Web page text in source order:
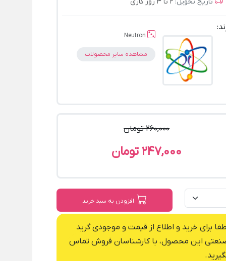
Neutron
مشاهده سایر محصولات
260,000 تومان
247,000 تومان
افزودن به سبد خرید
برای خرید و اطلاع از قیمت و موجودی گرید
این محصول، با کارشناسان فروش تماس